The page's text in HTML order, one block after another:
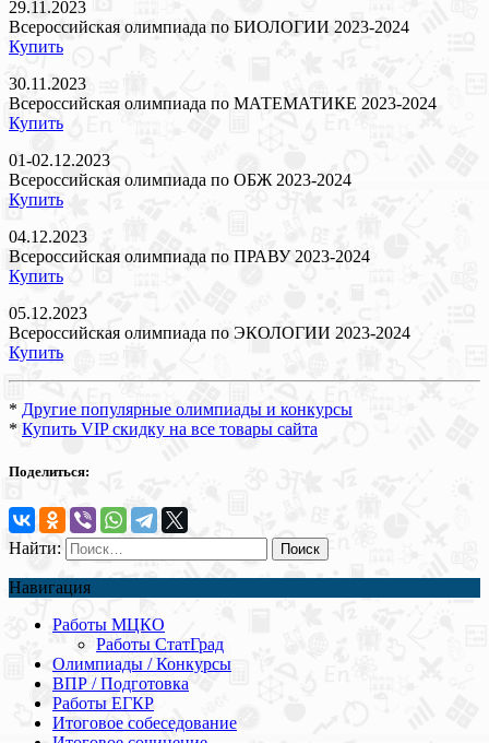
29.11.2023
Всероссийская олимпиада по БИОЛОГИИ 2023-2024
Купить
30.11.2023
Всероссийская олимпиада по МАТЕМАТИКЕ 2023-2024
Купить
01-02.12.2023
Всероссийская олимпиада по ОБЖ 2023-2024
Купить
04.12.2023
Всероссийская олимпиада по ПРАВУ 2023-2024
Купить
05.12.2023
Всероссийская олимпиада по ЭКОЛОГИИ 2023-2024
Купить
* Другие популярные олимпиады и конкурсы
* Купить VIP скидку на все товары сайта
Поделиться:
Найти:
Навигация
Работы МЦКО
Работы СтатГрад
Олимпиады / Конкурсы
ВПР / Подготовка
Работы ЕГКР
Итоговое собеседование